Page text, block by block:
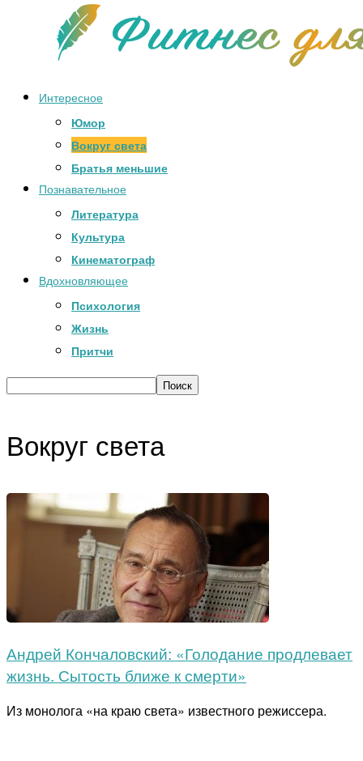
Интересное
Юмор
Вокруг света
Братья меньшие
Познавательное
Литература
Культура
Кинематограф
Вдохновляющее
Психология
Жизнь
Притчи
Вокруг света
Андрей Кончаловский: «Голодание продлевает
жизнь. Сытость ближе к смерти»
Из монолога «на краю света» известного режиссера.